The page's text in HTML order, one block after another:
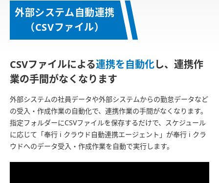
外部システム自動連携
（CSVファイル）
CSVファイルによる連携を自動化 し、 連携作
業の手間がなくなります
外部システムの社員データや外部システムからの勤怠データなど
の受入・作成作業の自動化で、連携作業の手間がなくなります。
指定フォルダーにCSVファイルを保存するだけで、スケジュール
に応じて「奉行 i クラウド自動連携エージェント」が奉行 i クラ
ウドへのデータ受入・作成作業を自動で実行します。